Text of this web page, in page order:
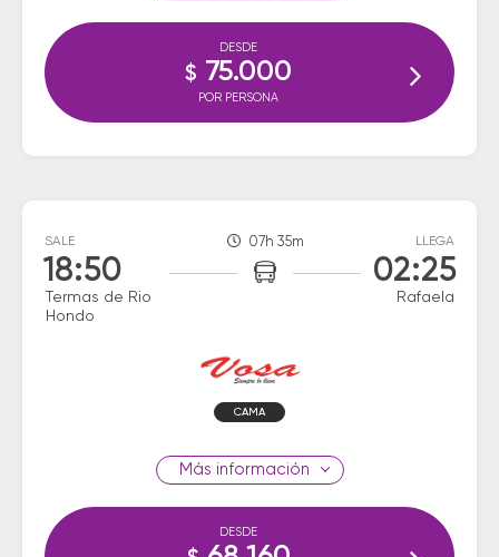
DESDE
$ 75.000
POR PERSONA
SALE
18:50
Termas de Rio
Hondo
07h 35m LLEGA
02:25
Rafaela
CAMA
información
DESDE